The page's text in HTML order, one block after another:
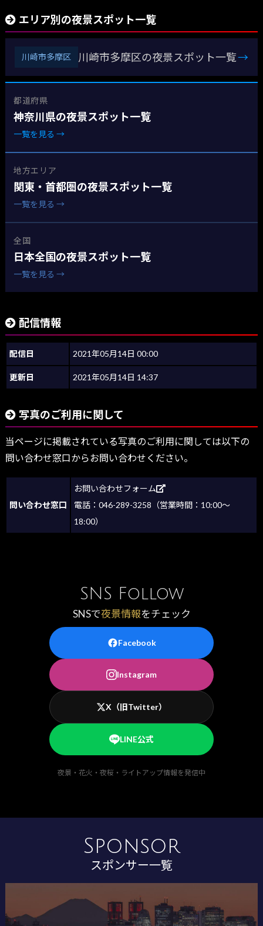
エリア別の夜景スポット一覧
川崎市多摩区 川崎市多摩区の夜景スポット一覧→
都道府県
神奈川県の夜景スポット一覧
一覧を見る →
地方エリア
関東・首都圏の夜景スポット一覧
一覧を見る →
全国
日本全国の夜景スポット一覧
一覧を見る →
配信情報
配信日 2021年05月14日 00:00
更新日 2021年05月14日 14:37
写真のご利用に関して
当ページに掲載されている写真のご利用に関しては以下の
問い合わせ窓口からお問い合わせください。
問い合わせ窓口
お問い合わせフォーム
電話：046-289-3258（営業時間：10:00～
18:00）
SNS Follow
SNSで夜景情報をチェック
Facebook
Instagram
X（旧Twitter）
LINE公式
夜景・花火・夜桜・ライトアップ情報を発信中
Sponsor
スポンサー一覧